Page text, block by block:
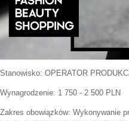
Stanowisko: OPERATOR
Wynagrodzenie: 1 750 - 2 500 PLN
Zakres obowiązków: Wykonywanie